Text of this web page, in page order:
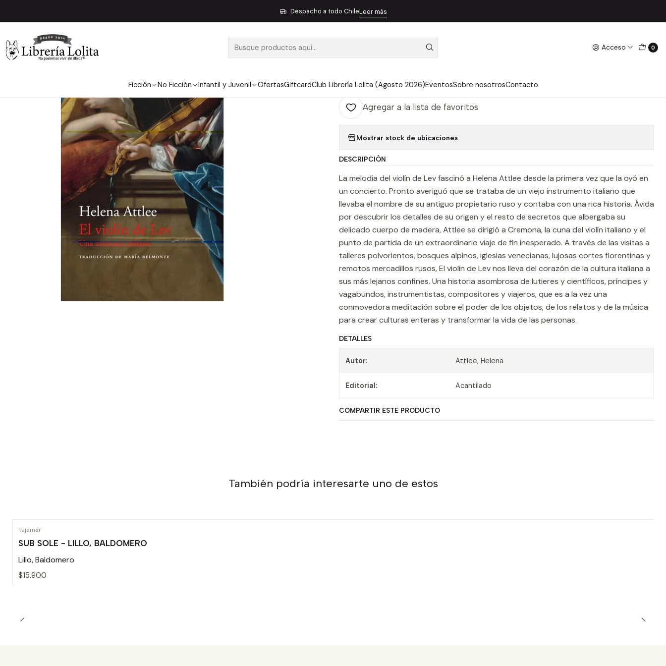
Acceso 0
Ficción No Ficción Infantil y Juvenil OfertasGiftcardClub Librería Lolita (Agosto 2026)EventosSobre nosotrosContacto
Despacho a todo ChileLeer más
Pendiente 10 El Violin De Lev - Attlee, Helena
EL VIOLIN DE LEV - ATTLEE, HELENA
Cantidad
Agregar a la lista de favoritos
Mostrar stock de ubicaciones
DESCRIPCIÓN
La melodía del violín de Lev fascinó a Helena Attlee desde la primera vez que la oyó en
un concierto. Pronto averiguó que se trataba de un viejo instrumento italiano que
llevaba el nombre de su antiguo propietario ruso y contaba con una rica historia. Ávida
por descubrir los detalles de su origen y el resto de secretos que albergaba su
delicado cuerpo de madera, Attlee se dirigió a Cremona, la cuna del violín italiano y el
punto de partida de un extraordinario viaje de fin inesperado. A través de las visitas a
talleres polvorientos, bosques alpinos, iglesias venecianas, lujosas cortes florentinas y
remotos mercadillos rusos, El violín de Lev nos lleva del corazón de la cultura italiana a
sus más lejanos confines. Una historia asombrosa de lutieres y científicos, príncipes y
vagabundos, instrumentistas, compositores y viajeros, que es a la vez una
conmovedora meditación sobre el poder de los objetos, de los relatos y de la música
para crear culturas enteras y transformar la vida de las personas.
DETALLES
Autor: Attlee, Helena
Editorial: Acantilado
COMPARTIR ESTE PRODUCTO
También podría interesarte uno de estos
Tajamar
SUB SOLE - LILLO, BALDOMERO
Lillo, Baldomero
$15.900